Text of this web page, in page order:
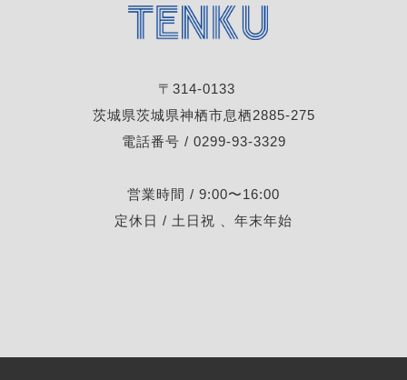
〒314-0133
茨城県茨城県神栖市息栖2885-275
電話番号 / 0299-93-3329
営業時間 / 9:00〜16:00
定休日 / 土日祝 、年末年始